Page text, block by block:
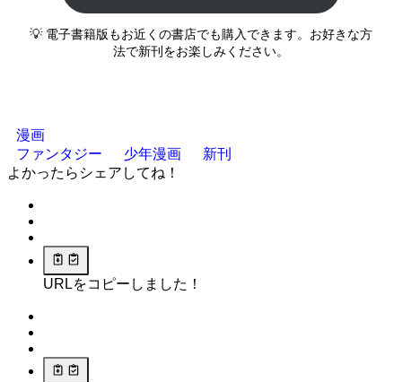
💡 電子書籍版もお近くの書店でも購入できます。お好きな方
法で新刊をお楽しみください。
漫画
ファンタジー
少年漫画
新刊
よかったらシェアしてね！
URLをコピーしました！